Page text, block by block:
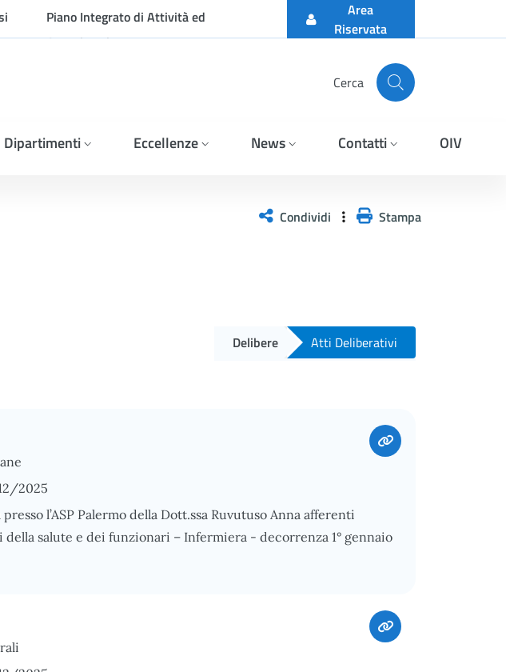
Piano Integrato di Attività ed
Organizzazione
Area
Riservata
Cerca
Dipartimenti Eccellenze News Contatti OIV
Condividi Stampa
Delibere Atti Deliberativi
2025
l’ASP Palermo della Dott.ssa Ruvutuso Anna afferenti
della salute e dei funzionari – Infermiera - decorrenza 1° gennaio